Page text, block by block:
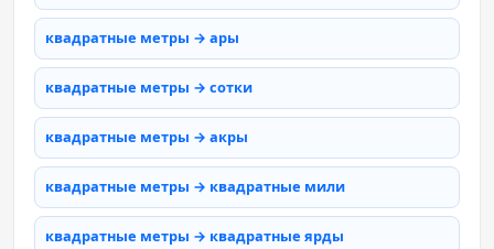
квадратные метры → ары
квадратные метры → сотки
квадратные метры → акры
квадратные метры → квадратные мили
квадратные метры → квадратные ярды